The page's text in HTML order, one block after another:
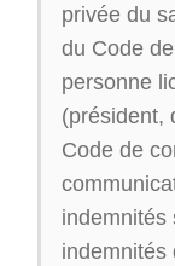
privée du
du Code
personne
(président,
Code de
indemnités
indemnités